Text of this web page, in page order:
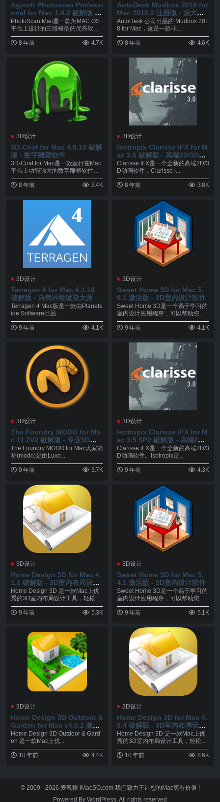
Agisoft Photoscan Professi
onal for Mac 1.4.2 破解版 -
先进的基于图像的3D建模解决
方案
PhotoScan Mac是一款为MAC OS
平台上设计的三维模型的优秀软件,
P...
8 年前
4.7K
AutoDesk Mudbox 2018 for
Mac 2018.2 注册版 - 强大的3
D数字雕刻与纹理绘画工具
AutoDesk 公司出品的 Mudbox 201
8 for Mac，这是一款非...
8 年前 4.6K
3D设计
3D-Coat for Mac 4.8.10 破解
版 - 数字雕塑软件
3D-Coat for Mac是一款运行在Mac
平台上功能强大的数字雕塑软件，
3...
8 年前
2.4K
3D设计
Isotropix Clarisse iFX for M
ac 3.6 破解版 - 高端2D/3D动
画软件
Clarisse iFX是一个全新的高端2D/3
D动画软件，Clarisse i...
8 年前 3.8K
3D设计
Terragen 4 for Mac 4.1.18
破解版 - 自然环境渲染大师
Terragen 4 Mac版是一款由Planets
ide Software出品...
9 年前 4.1K
3D设计
Sweet Home 3D for Mac 5.
6.1 激活版 - 3D室内设计软件
Sweet Home 3D是一个易于学习的
室内设计应用程序，可以帮助您绘
制您的房...
9 年前
4.1K
3D设计
The Foundry MODO for Ma
c 11.2V2 破解版 - 专业3D建
模渲染工具
The Foundry MODO for Mac大家简
称(modo)是由Luxo...
9 年前 3.7K
3D设计
Isotropix Clarisse iFX for M
ac 3.5 SP2 破解版 - 高端2D/3
D动画软件
Clarisse iFX是一个全新的高端2D/3
D动画软件。Isotropix是...
9 年前 4.3K
3D设计
Home Design 3D for Mac 4.
1.1 破解版 - 3D室内布局设计
工具
Home Design 3D 是一款Mac上优
秀的3D室内布局设计工具，轻松创
建...
9 年前
5.3K
3D设计
Sweet Home 3D for Mac 5.
4.1 激活版 - 3D室内设计软件
Sweet Home 3D是一个易于学习的
室内设计应用程序，可以帮助您绘
制您的房...
9 年前
5.1K
3D设计
Home Design 3D Outdoor &
Garden for Mac v4.0.2 激活
版 - 3D室外布局设计工具
Home Design 3D Outdoor & Gard
en 是一款Mac上优...
10 年前 4.4K
3D设计
Home Design 3D for Mac 4.
0.4 破解版 - 3D室内布局设计
工具
Home Design 3D 是一款Mac上优
秀的3D室内布局设计工具，轻松创
建...
10 年前
8.6K
© 2009 - 2026 麦氪搜 iMacSO.com 我们致力于让您的Mac更有价值 !
Powered By WordPress. All rights reserved